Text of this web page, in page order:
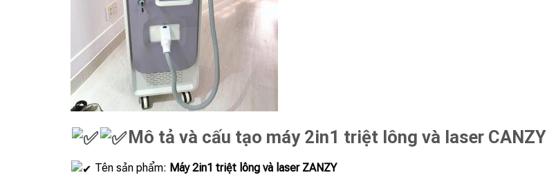
Mô tả và cấu tạo máy 2in1 triệt lông và laser CANZY
Tên sản phẩm: Máy 2in1 triệt lông và laser ZANZY